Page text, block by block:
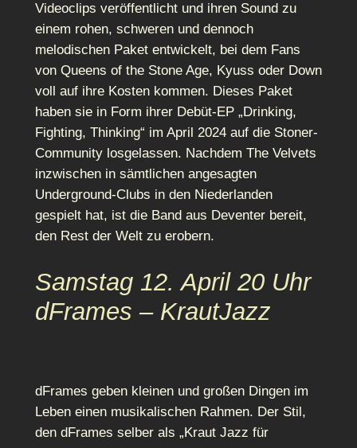
Videoclips veröffentlicht und ihren Sound zu
einem rohen, schweren und dennoch
melodischen Paket entwickelt, bei dem Fans
von Queens of the Stone Age, Kyuss oder Down
voll auf ihre Kosten kommen. Dieses Paket
haben sie in Form ihrer Debüt-EP „Drinking,
Fighting, Thinking“ im April 2024 auf die Stoner-
Community losgelassen. Nachdem The Velvets
inzwischen in sämtlichen angesagten
Underground-Clubs in den Niederlanden
gespielt hat, ist die Band aus Deventer bereit,
den Rest der Welt zu erobern.
Samstag 12. April 20 Uhr
dFrames – KrautJazz
dFrames geben kleinen und großen Dingen im
Leben einen musikalischen Rahmen. Der Stil,
den dFrames selber als „Kraut Jazz für